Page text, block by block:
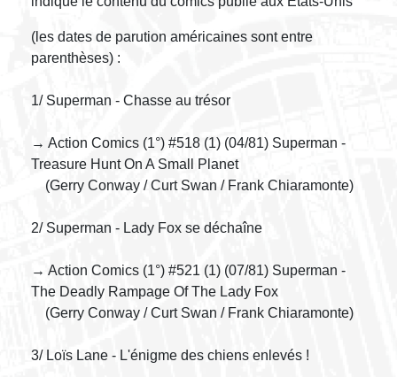
(les dates de parution américaines sont entre
parenthèses) :
1/ Superman - Chasse au trésor
→ Action Comics (1°) #518 (1) (04/81) Superman -
Treasure Hunt On A Small Planet
(Gerry Conway / Curt Swan / Frank Chiaramonte)
2/ Superman - Lady Fox se déchaîne
→ Action Comics (1°) #521 (1) (07/81) Superman -
The Deadly Rampage Of The Lady Fox
(Gerry Conway / Curt Swan / Frank Chiaramonte)
3/ Loïs Lane - L'énigme des chiens enlevés !